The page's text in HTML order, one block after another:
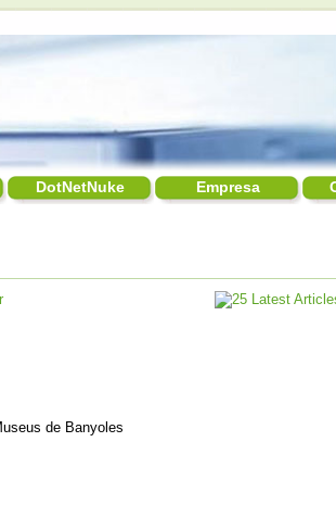
DotNetNuke Empresa
de Banyoles